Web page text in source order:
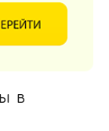
В